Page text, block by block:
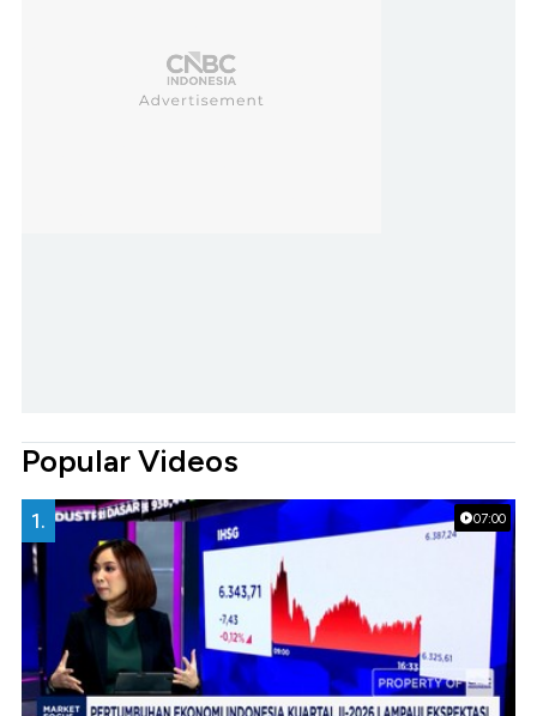
Popular Videos
07:00
1.